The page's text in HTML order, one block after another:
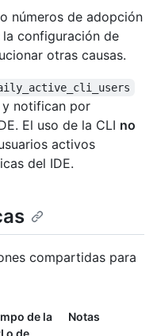
números de adopción
configuración de
otras causas.
notifican por
El uso de la CLI no
activos
del IDE.
compartidas para
de la
Notas